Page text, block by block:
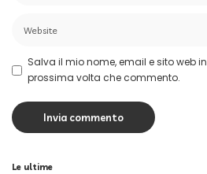
Salva il mio nome, email e sito web
prossima volta che commento.
Le ultime